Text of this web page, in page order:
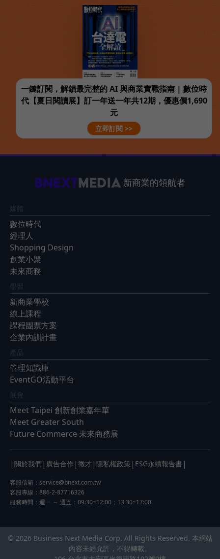
一鍵訂閱，解鎖最完整的 AI 與商業實戰指南 | 數位時
代【夏日閱讀展】訂一年送一年共12期，優惠價1,690
元
立即訂閱 >>
新商業的領航者
媒體
數位時代
經理人
Shopping Design
創業小聚
未來商務
學習
新商業學校
線上課程
課程團票方案
企業內訓計畫
產品
管理知識庫
EventGO活動平台
展會
Meet Taipei 創新創業嘉年華
Meet Greater South
Future Commerce 未來商務展
| 關於我們 | 廣告合作 | 徵才 | 隱私權政策 | ESG永續報告書 |
客服信箱： service@bnext.com.tw
客服專線：886-2-87716326
服務時間：週一 ～ 週五：09:30~12:00；13:30~17:00
© 2026 Business Next Media Corp. All Rights Reserved. 本網站
內容未經允許，不得轉載。